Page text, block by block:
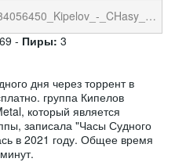
_CHasy_Sudnogo_dnja_2021_MP3.torrent
- Пиры: 3
дня через торрент в
группа Кипелов
который является
записала "Часы Судного
в 2021 году. Общее время